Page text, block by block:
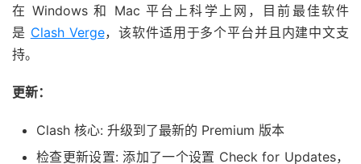
在 Windows 和 Mac 平台上科学上网，目前最佳软件
是 Clash Verge，该软件适用于多个平台并且内建中文支
持。
更新：
Clash 核心: 升级到了最新的 Premium 版本
检查更新设置: 添加了一个设置 Check for Updates，